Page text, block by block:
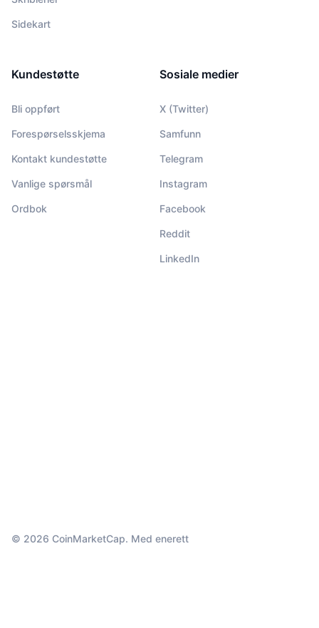
Sidekart
Kundestøtte
Bli oppført
Forespørselsskjema
Kontakt kundestøtte
Vanlige spørsmål
Ordbok
Sosiale medier
X (Twitter)
Samfunn
Telegram
Instagram
Facebook
Reddit
LinkedIn
© 2026 CoinMarketCap. Med enerett